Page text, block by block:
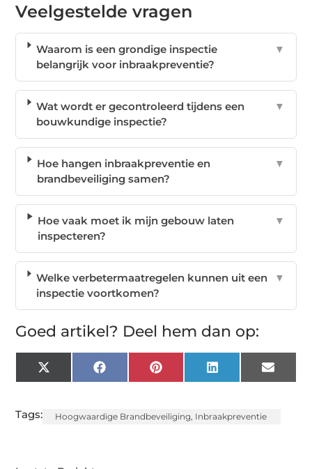
Veelgestelde vragen
Waarom is een grondige inspectie
belangrijk voor inbraakpreventie?
▼
Wat wordt er gecontroleerd tijdens een
bouwkundige inspectie?
▼
Hoe hangen inbraakpreventie en
brandbeveiliging samen?
▼
Hoe vaak moet ik mijn gebouw laten
inspecteren?
▼
Welke verbetermaatregelen kunnen uit een
inspectie voortkomen?
▼
Goed artikel? Deel hem dan op:
X
(Twitter)
FacebookPinterest LinkedIn Email
Tags: Hoogwaardige Brandbeveiliging Inbraakpreventie